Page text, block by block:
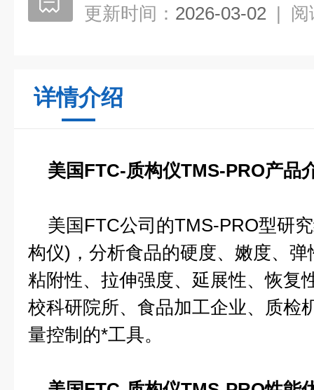
更新时间： 2026-03-02 | 阅
详情介绍
美国FTC-质构仪TMS-PRO产品
美国FTC公司的TMS-PRO型研
构仪)，分析食品的硬度、嫩度、
粘附性、拉伸强度、延展性、恢复
校科研院所、食品加工企业、质检
量控制的*工具。